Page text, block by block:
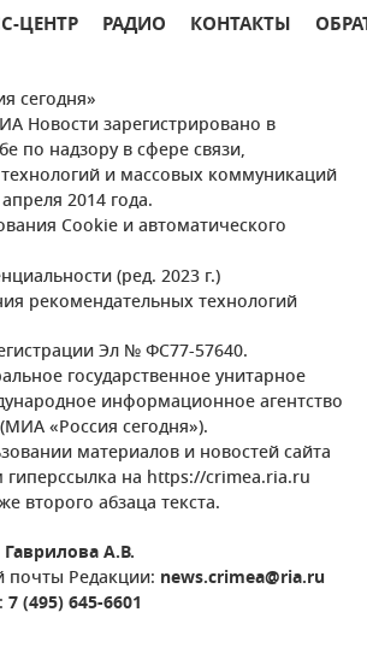
ЦЕНТР РАДИО КОНТАКТЫ
сегодня»
Новости зарегистрировано в
по надзору в сфере связи,
и массовых коммуникаций
2014 года.
Cookie и автоматического
(ред. 2023 г.)
рекомендательных технологий
Эл № ФС77-57640.
государственное унитарное
информационное агентство
(МИА «Россия сегодня»).
материалов и новостей сайта
на https://crimea.ria.ru
второго абзаца текста.
Гаврилова А.В.
почты Редакции: news.crimea@ria.ru
7 (495) 645-6601